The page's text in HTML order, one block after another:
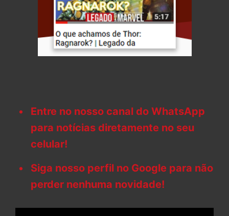
Entre no nosso canal do WhatsApp
para notícias diretamente no seu
celular!
Siga nosso perfil no Google para não
perder nenhuma novidade!